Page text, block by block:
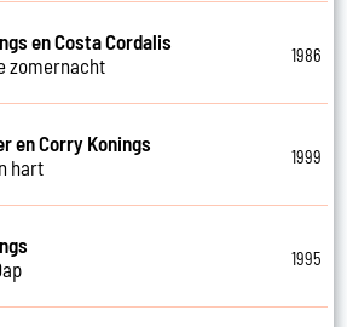
en Costa Cordalis
zomernacht
1986
en Corry Konings
hart
1999
1995